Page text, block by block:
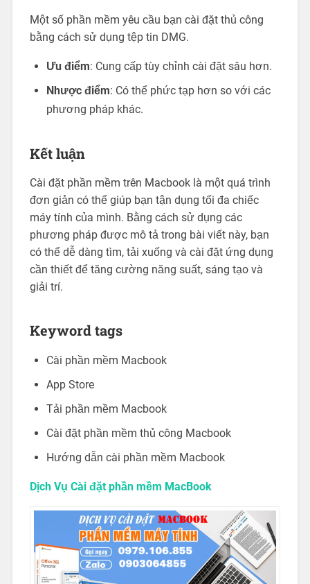
Một số phần mềm yêu cầu bạn cài đặt thủ công
bằng cách sử dụng tệp tin DMG.
Ưu điểm: Cung cấp tùy chỉnh cài đặt sâu hơn.
Nhược điểm: Có thể phức tạp hơn so với các
phương pháp khác.
Kết luận
Cài đặt phần mềm trên Macbook là một quá trình
đơn giản có thể giúp bạn tận dụng tối đa chiếc
máy tính của mình. Bằng cách sử dụng các
phương pháp được mô tả trong bài viết này, bạn
có thể dễ dàng tìm, tải xuống và cài đặt ứng dụng
cần thiết để tăng cường năng suất, sáng tạo và
giải trí.
Keyword tags
Cài phần mềm Macbook
App Store
Tải phần mềm Macbook
Cài đặt phần mềm thủ công Macbook
Hướng dẫn cài phần mềm Macbook
Dịch Vụ Cài đặt phần mềm MacBook